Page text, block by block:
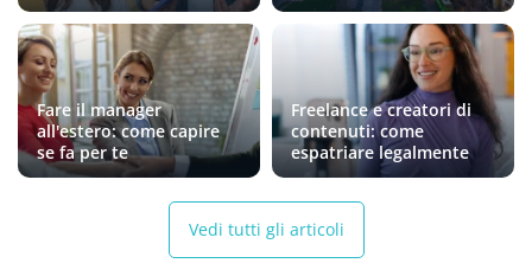
Fare il manager
all'estero: come capire
se fa per te
Freelance e creatori di
contenuti: come
espatriare legalmente
Vedi tutti gli articoli